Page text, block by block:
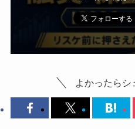
よかったらシ